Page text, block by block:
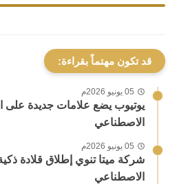
قد تكون مهتماً بقراءة:
05 يونيو 2026م
يوتيوب يضع علامات جديدة على
الاصطناعي
05 يونيو 2026م
شركة ميتا تنوي إطلاق قلادة
الاصطناعي